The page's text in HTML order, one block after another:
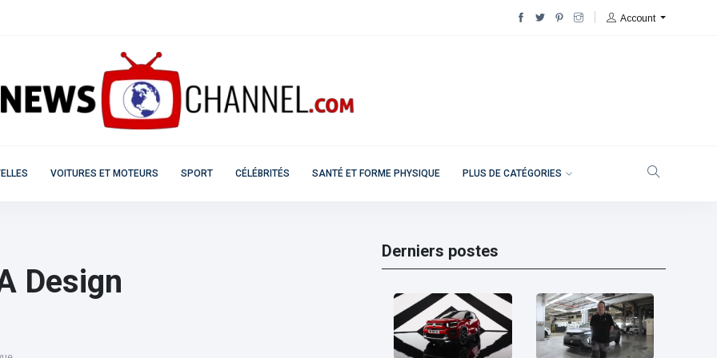
Account
VOITURES ET MOTEURS SPORT CÉLÉBRITÉS SANTÉ ET FORME PHYSIQUE PLUS DE CATÉGORIES
Design
Derniers postes